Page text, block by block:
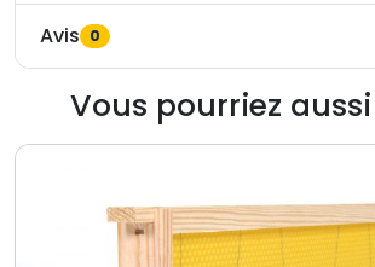
Avis 0
Vous pourriez